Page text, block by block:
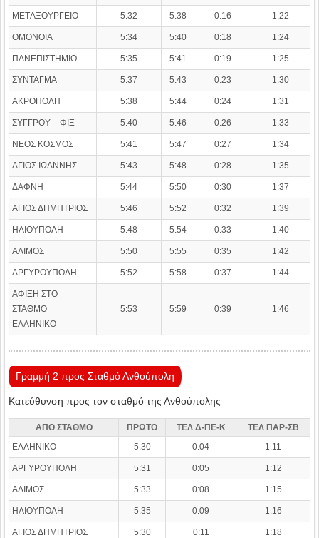
ΜΕΤAΞΟΥΡΓΕΙΟ 5:32 5:38 0:16 1:22
ΟΜΟΝΟΙΑ 5:34 5:40 0:18 1:24
ΠΑΝΕΠΙΣΤΗΜΙΟ 5:35 5:41 0:19 1:25
ΣΥΝΤΑΓΜΑ 5:37 5:43 0:23 1:30
ΑΚΡΟΠΟΛΗ 5:38 5:44 0:24 1:31
ΣΥΓΓΡΟΥ – ΦΙΞ 5:40 5:46 0:26 1:33
ΝΕΟΣ ΚΟΣΜΟΣ 5:41 5:47 0:27 1:34
ΑΓΙΟΣ ΙΩΑΝΝΗΣ 5:43 5:48 0:28 1:35
ΔΑΦΝΗ 5:44 5:50 0:30 1:37
ΑΓΙΟΣ ΔΗΜΗΤΡΙΟΣ 5:46 5:52 0:32 1:39
ΗΛΙΟΥΠΟΛΗ 5:48 5:54 0:33 1:40
ΑΛΙΜΟΣ 5:50 5:55 0:35 1:42
ΑΡΓΥΡΟΥΠΟΛΗ 5:52 5:58 0:37 1:44
ΑΦΙΞΗ ΣΤΟ
ΣΤΑΘΜΟ
ΕΛΛΗΝΙΚΟ
5:53 5:59 0:39 1:46
Γραμμή 2 προς Σταθμό Ανθούπολη
Κατεύθυνση προς τον σταθμό της Ανθούπολης
ΑΠΟ ΣΤΑΘΜΟ ΠΡΩΤΟ ΤΕΛ Δ-ΠΕ-Κ
ΤΕΛ ΠΑΡ-ΣΒ
ΕΛΛΗΝΙΚΟ
5:30 0:04 1:11
ΑΡΓΥΡΟΥΠΟΛΗ 5:31 0:05 1:12
ΑΛΙΜΟΣ 5:33 0:08 1:15
ΗΛΙΟΥΠΟΛΗ 5:35 0:09 1:16
ΑΓΙΟΣ ΔΗΜΗΤΡΙΟΣ 5:30 0:11 1:18